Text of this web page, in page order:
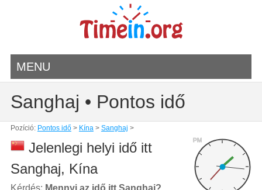
MENU
Sanghaj • Pontos idő
Pozíció: Pontos idő> Kína> Sanghaj >
PM
Jelenlegi helyi idő itt
Sanghaj, Kína
Kérdés: Mennyi az idő itt Sanghaj?